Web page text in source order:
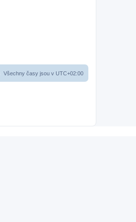
Všechny časy jsou v UTC+02:00